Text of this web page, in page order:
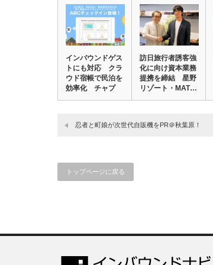
インバウンドゲス
トにも対応 クラ
ウド宿帳で民泊を
効率化 チャプ
訪日旅行者誘客強
化に向け資本業務
提携を締結 星野
リゾート・MAT…
忍者と町娘が次世代自販機をPR＠秋葉原！
トップページに戻る